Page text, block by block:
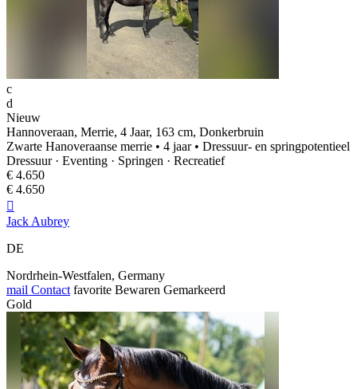
c
d
Nieuw
Hannoveraan, Merrie, 4 Jaar, 163 cm, Donkerbruin
Zwarte Hanoveraanse merrie • 4 jaar • Dressuur- en springpotentieel
Dressuur · Eventing · Springen · Recreatief
€ 4.650
€ 4.650

Jack Aubrey
DE
Nordrhein‑Westfalen, Germany
mail Contact favorite Bewaren Gemarkeerd
Gold